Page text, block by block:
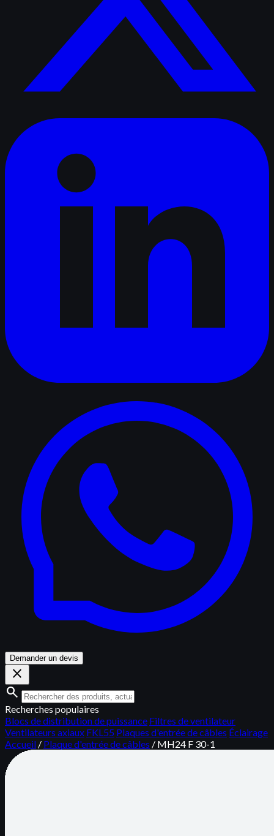
Demander un devis
close
search
Recherches populaires
Blocs de distribution de puissance Filtres de ventilateur
Ventilateurs axiaux FKL55 Plaques d'entrée de câbles Éclairage
Accueil / Plaque d'entrée de câbles / MH24 F 30-1